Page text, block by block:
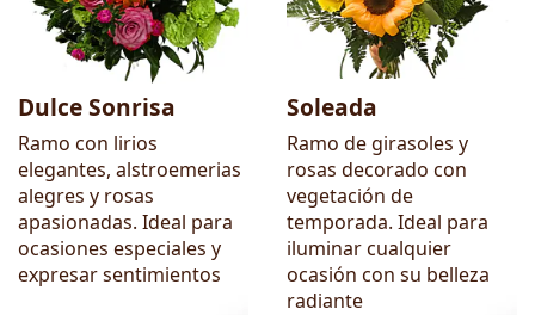
Dulce Sonrisa
Ramo con lirios
elegantes, alstroemerias
alegres y rosas
apasionadas. Ideal para
ocasiones especiales y
expresar sentimientos
Soleada
Ramo de girasoles y
rosas decorado con
vegetación de
temporada. Ideal para
iluminar cualquier
ocasión con su belleza
radiante